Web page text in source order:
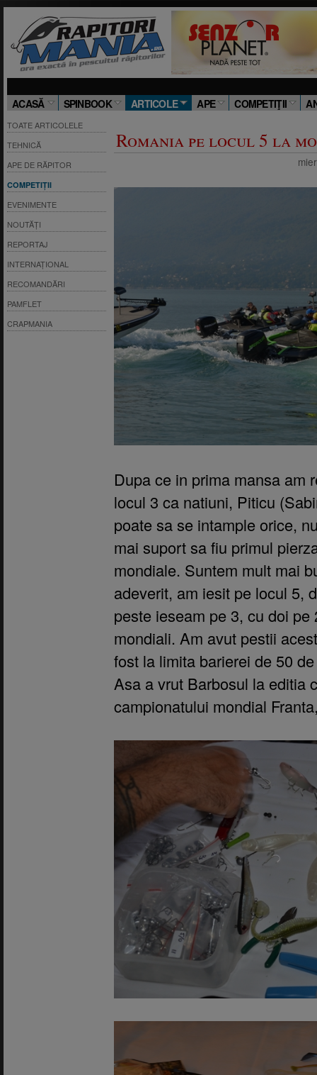
ACASĂ SPINBOOK ARTICOLE APE COMPETIŢII
TOATE ARTICOLELE
TEHNICĂ
APE DE RĂPITOR
COMPETIȚII
EVENIMENTE
NOUTĂȚI
REPORTAJ
INTERNAȚIONAL
RECOMANDĂRI
PAMFLET
CRAPMANIA
Romania pe locul 5 la
Dupa ce in prima mansa am
locul 3 ca natiuni, Piticu
poate sa se intample orice,
mai suport sa fiu primul
mondiale. Suntem mult mai
adeverit, am iesit pe locul 5,
peste ieseam pe 3, cu doi
mondiali. Am avut pestii
fost la limita barierei de 50
Asa a vrut Barbosul la editia
campionatului mondial